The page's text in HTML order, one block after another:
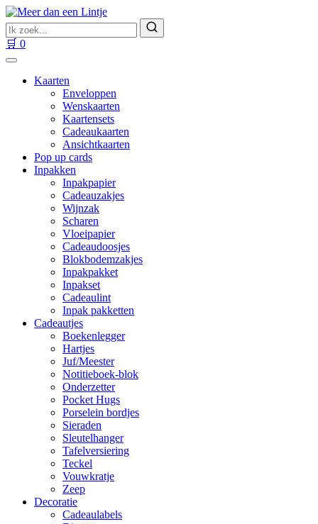
Ga
naar
inhoud
Zoek
naar
producten
Zoeken
🛒 0
Kaarten
Enveloppen
Wenskaarten
Kaartensets
Cadeaukaarten
Ansichtkaarten
Pop up cards
Inpakken
Inpakpapier
Cadeauzakjes
Wijnzak
Scharen
Vloeipapier
Cadeaudoosjes
Blokbodemzakjes
Inpakpakket
Inpakset
Cadeaulint
Inpak pakketten
Cadeautjes
Boekenlegger
Hartjes
Juf/Meester
Notitieboek-blok
Onderzetter
Pocket Hugs
Porselein bordjes
Sieraden
Sleutelhanger
Tafelversiering
Teckel
Vouwkratje
Zeep
Decoratie
Cadeaulabels